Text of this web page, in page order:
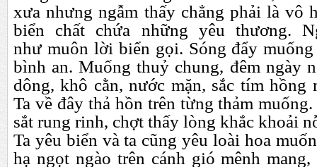
xưa nhưng ngẫm thấy chẳng phải là vô
biển chất chứa những yêu thương.
nhưmuôn lời biển gọi. Sóng đẩy
bình an. Muống thuỷ chung, đêm ngày
dông, khô cằn, nước mặn, sắc tím hồng
Ta về đây thả hồn trên từng thảm
sắt rung rinh, chợt thấy lòng khắc khoải
Ta yêu biển và ta cũng yêu loài hoa
hạ ngọt ngào trên cánh gió mênh